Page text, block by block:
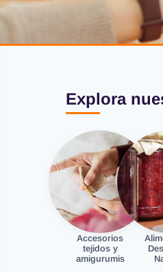
Explora
Accesorios
tejidos y
amigurumis